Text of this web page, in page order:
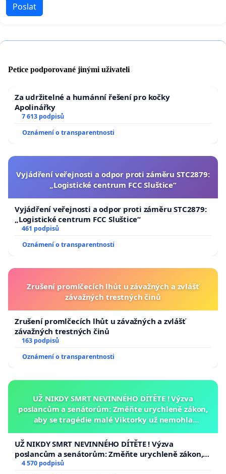
Poslat
Petice podporované jinými uživateli
Za udržitelné a humánní řešení pro kočky
Apolinářky
7 613 podpisů
Oznámení o transparentnosti
Vyjádření veřejnosti a odpor proti záměru STC2879:
„Logistické centrum FCC Sluštice“
Vyjádření veřejnosti a odpor proti záměru STC2879:
„Logistické centrum FCC Sluštice“
461 podpisů
Oznámení o transparentnosti
Zrušení promlčecích lhůt u závažných a zvlášť
závažných trestných činů
Zrušení promlčecích lhůt u závažných a zvlášť
závažných trestných činů
163 podpisů
Oznámení o transparentnosti
UŽ NIKDY SMRT NEVINNÉHO DÍTĚTE ! Výzva
poslancům a senátorům: Změňte urychleně zákon,
aby se tragédie malé Viktorky už nemohla
UŽ NIKDY SMRT NEVINNÉHO DÍTĚTE ! Výzva
poslancům a senátorům: Změňte urychleně zákon,
aby se tragédie malé Viktorky už nemohla opakovat!
4 570 podpisů